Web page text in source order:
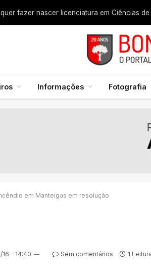
Informações Fotografia
em Manteigas em resolução
16 - 14:40 Sem comentários 1